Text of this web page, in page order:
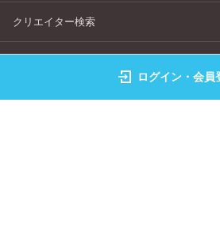
クリエイター検索
よくある質問
ログイン・会員